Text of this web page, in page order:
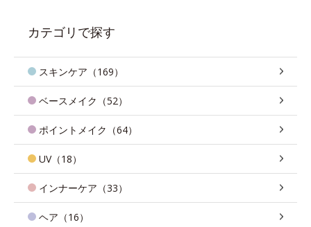
カテゴリで探す
スキンケア（169）
ベースメイク（52）
ポイントメイク（64）
UV（18）
インナーケア（33）
ヘア（16）